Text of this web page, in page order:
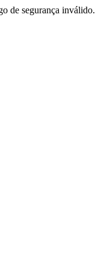
de segurança inválido.